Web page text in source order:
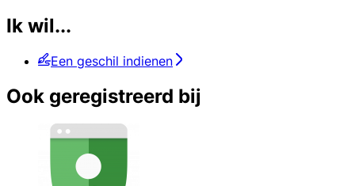
Ik wil...
Een geschil indienen
Ook geregistreerd bij